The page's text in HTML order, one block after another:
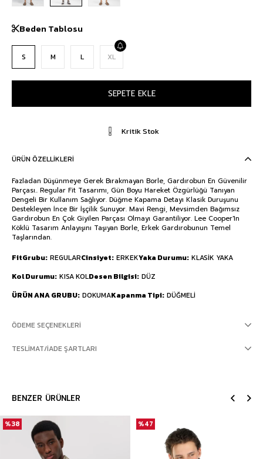
Beden Tablosu
S M L XL
Kritik Stok
ÜRÜN ÖZELLIKLERI
Fazladan Düşünmeye Gerek Bırakmayan Borle, Gardırobun En Güvenilir
Parçası.. Regular Fit Tasarımı, Gün Boyu Hareket Özgürlüğü Tanıyan
Dengeli Bir Kullanım Sağlıyor. Düğme Kapama Detayı Klasik Duruşunu
Destekleyen İnce Bir İşçilik Sunuyor. Mavi Rengi, Mevsimden Bağımsız
Gardırobun En Çok Giyilen Parçası Olmayı Garantiliyor. Lee Cooper'In
Köklü Tasarım Anlayışını Taşıyan Borle, Erkek Gardırobunun Temel
Taşlarından.
FitGrubu REGULARCinsiyet ERKEKYaka Durumu KLASİK YAKA
Kol Durumu KISA KOLDesen Bilgisi DÜZ
ÜRÜN ANA GRUBU DOKUMAKapanma Tipi DÜĞMELİ
ÖDEME SEÇENEKLERI
TESLIMAT/İADE ŞARTLARI
BENZER ÜRÜNLER
%38 %47